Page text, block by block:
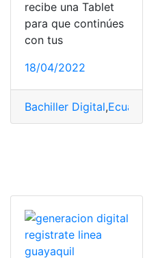
recibe una Tablet
para que continúes
con tus
18/04/2022
Bachiller Digital,Ecuador